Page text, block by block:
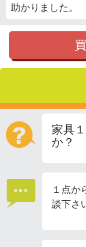
助かりました。
家具
か？
１点か
談下さ